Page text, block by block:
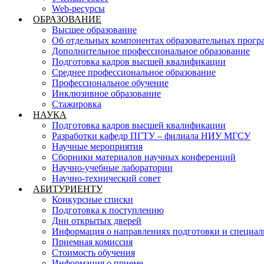
Web-ресурсы
ОБРАЗОВАНИЕ
Высшее образование
Об отдельных компонентах образовательных
Дополнительное профессиональное образование
Подготовка кадров высшей квалификации
Среднее профессиональное образование
Профессиональное обучение
Инклюзивное образование
Стажировка
НАУКА
Подготовка кадров высшей квалификации
Разработки кафедр ПГТУ – филиала НИУ МГСУ
Научные мероприятия
Сборники материалов научных конференций
Научно-учебные лаборатории
Научно-технический совет
АБИТУРИЕНТУ
Конкурсные списки
Подготовка к поступлению
Дни открытых дверей
Информация о направлениях подготовки и
Приемная комиссия
Стоимость обучения